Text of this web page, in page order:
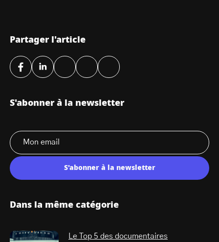
Partager l'article
S'abonner à la newsletter
S'abonner à la newsletter
Dans la même catégorie
Le Top 5 des documentaires